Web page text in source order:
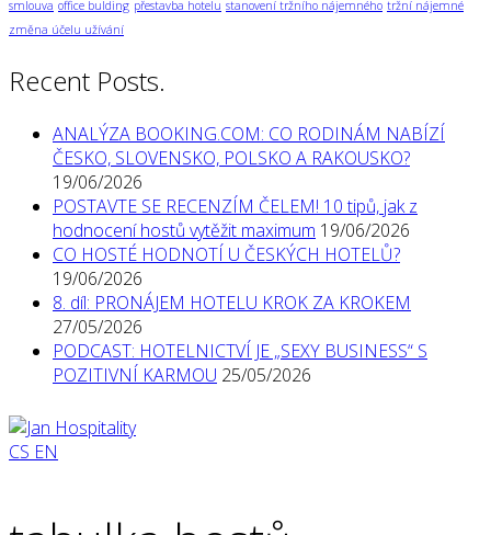
smlouva office bulding přestavba hotelu stanovení tržního nájemného tržní nájemné
změna účelu užívání
Recent Posts.
ANALÝZA BOOKING.COM: CO RODINÁM NABÍZÍ
ČESKO, SLOVENSKO, POLSKO A RAKOUSKO?
19/06/2026
POSTAVTE SE RECENZÍM ČELEM! 10 tipů, jak z
hodnocení hostů vytěžit maximum 19/06/2026
CO HOSTÉ HODNOTÍ U ČESKÝCH HOTELŮ?
19/06/2026
8. díl: PRONÁJEM HOTELU KROK ZA KROKEM
27/05/2026
PODCAST: HOTELNICTVÍ JE „SEXY BUSINESS“ S
POZITIVNÍ KARMOU 25/05/2026
CS EN